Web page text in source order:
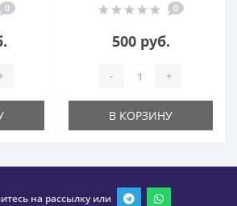
0 0
500 руб.
- +
В КОРЗИНУ
на рассылку или